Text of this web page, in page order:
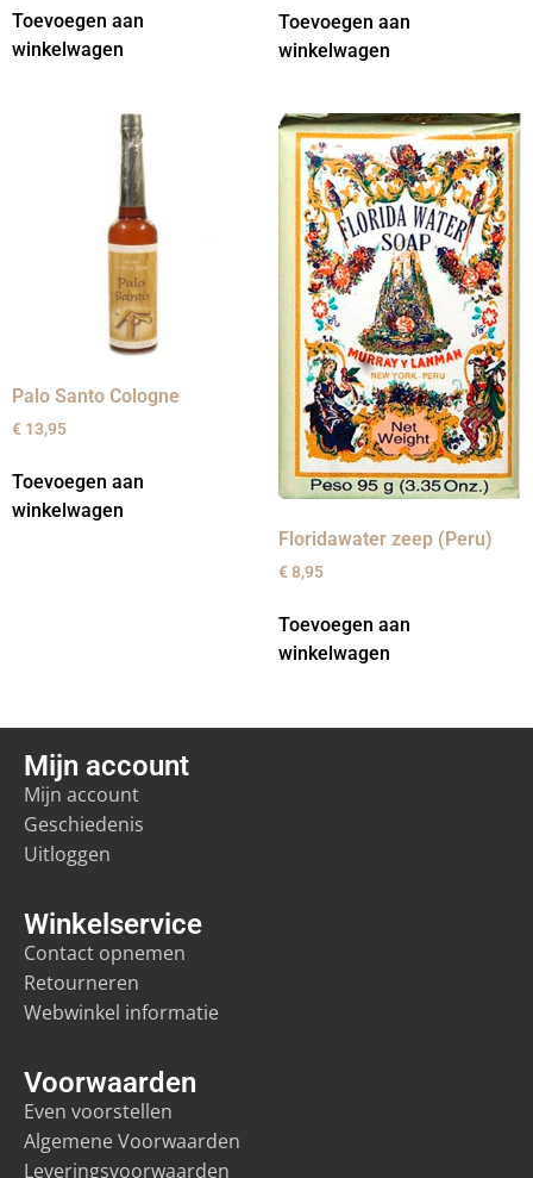
Toevoegen aan
winkelwagen
Toevoegen aan
winkelwagen
Palo Santo Cologne
€ 13,95
Toevoegen aan
winkelwagen
Floridawater zeep (Peru)
€8,95
Toevoegen aan
winkelwagen
Voorwaarden
Even voorstellen
Algemene Voorwaarden
Leveringsvoorwaarden
Winkelservice
Contact opnemen
Retourneren
Webwinkel informatie
Mijn account
Mijn account
Geschiedenis
Uitloggen